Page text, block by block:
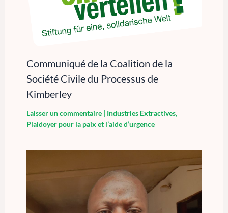
Communiqué de la Coalition de la
Société Civile du Processus de
Kimberley
Laisser un commentaire | Industries Extractives,
Plaidoyer pour la paix et l’aide d’urgence